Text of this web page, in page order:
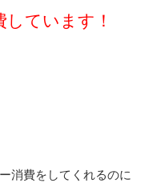
ています！
消費をしてくれるのに